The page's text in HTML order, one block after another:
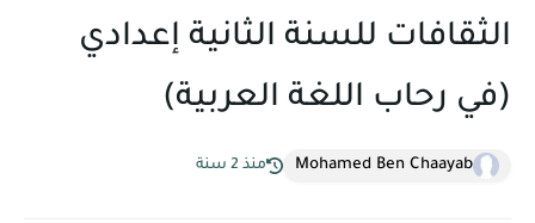
الثقافات للسنة الثانية إعدادي
(في رحاب اللغة العربية)
Mohamed Ben Chaayab منذ 2 سنة